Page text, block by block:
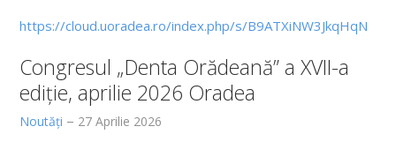
https://cloud.uoradea.ro/index.php/s/B9ATXiNW3JkqHqN
Congresul „Denta Orădeană” a XVII-a
ediție, aprilie 2026 Oradea
Noutăți 27 Aprilie 2026